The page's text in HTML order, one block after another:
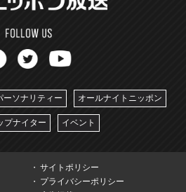
ーソナリティー オールナイトニッポン
プナイター イベント
サイトポリシー
プライバシーポリシー